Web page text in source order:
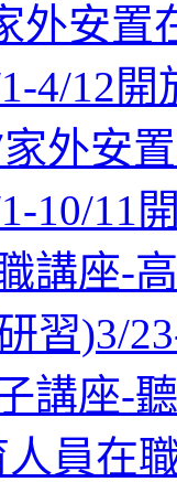
外安
4/12開
家外安
10/11
講座-
習)3/
講座-
員在